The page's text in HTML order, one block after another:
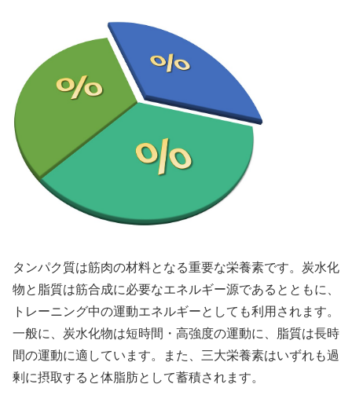
タンパク質は筋肉の材料となる重要な栄養素です。炭水化
物と脂質は筋合成に必要なエネルギー源であるとともに、
トレーニング中の運動エネルギーとしても利用されます。
一般に、炭水化物は短時間・高強度の運動に、脂質は長時
間の運動に適しています。また、三大栄養素はいずれも過
剰に摂取すると体脂肪として蓄積されます。